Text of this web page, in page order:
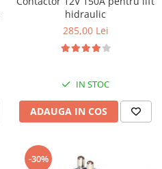
hidraulic
285,00 Lei
IN STOC
ADAUGA IN COS
-30%